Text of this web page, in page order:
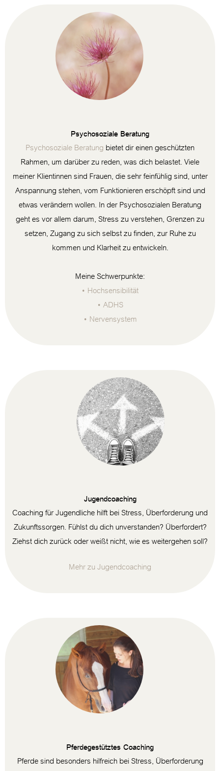
Psychosoziale Beratung
Psychosoziale Beratungbietet dir einen geschützten
Rahmen, um darüber zu reden, was dich belastet. Viele
meiner Klientinnen sind Frauen, die sehr feinfühlig sind, unter
Anspannung stehen, vom Funktionieren erschöpft sind und
etwas verändern wollen. In der Psychosozialen Beratung
geht es vor allem darum, Stress zu verstehen, Grenzen zu
setzen, Zugang zu sich selbst zu finden, zur Ruhe zu
kommen und Klarheit zu entwickeln.
Meine Schwerpunkte:
• Hochsensibilität
• ADHS
• Nervensystem
Jugendcoaching
Coaching für Jugendliche hilft bei Stress, Überforderung und
Zukunftssorgen. Fühlst du dich unverstanden? Überfordert?
Ziehst dich zurück oder weißt nicht, wie es weitergehen soll?
Mehr zu Jugendcoaching
Pferdegestütztes Coaching
Pferde sind besonders hilfreich bei Stress, Überforderung